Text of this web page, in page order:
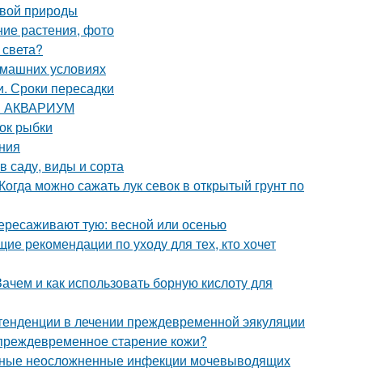
природы
растения, фото
условиях
Сроки пересадки
АКВАРИУМ
рыбки
саду, виды и сорта
можно сажать лук севок в открытый грунт по
тую: весной или осенью
рекомендации по уходу для тех, кто хочет
и как использовать борную кислоту для
в лечении преждевременной эякуляции
старение кожи?
неосложненные инфекции мочевыводящих